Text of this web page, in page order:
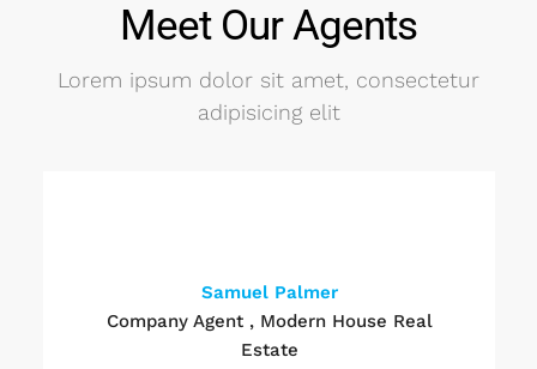
Meet Our Agents
Lorem ipsum dolor sit amet, consectetur
adipisicing elit
Samuel Palmer
Company Agent , Modern House Real
Estate